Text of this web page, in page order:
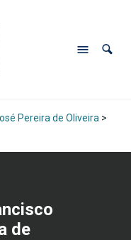
Pereira de Oliveira >
de